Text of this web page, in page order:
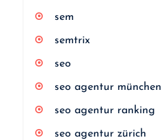
sem
semtrix
seo
seo agentur münchen
seo agentur ranking
seo agentur zürich